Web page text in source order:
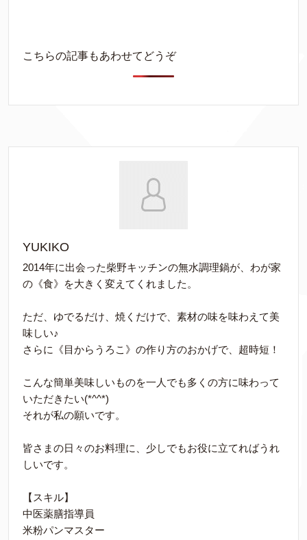
こちらの記事もあわせてどうぞ
YUKIKO
2014年に出会った柴野キッチンの無水調理鍋が、わが家
の《食》を大きく変えてくれました。
ただ、ゆでるだけ、焼くだけで、素材の味を味わえて美
味しい♪
さらに《目からうろこ》の作り方のおかげで、超時短！
こんな簡単美味しいものを一人でも多くの方に味わって
いただきたい(*^^*)
それが私の願いです。
皆さまの日々のお料理に、少しでもお役に立てればうれ
しいです。
【スキル】
中医薬膳指導員
米粉パンマスター